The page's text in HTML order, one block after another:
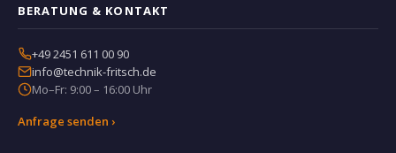
BERATUNG & KONTAKT
+49 2451 611 00 90
info@technik-fritsch.de
Mo–Fr: 9:00 – 16:00 Uhr
Anfrage senden ›